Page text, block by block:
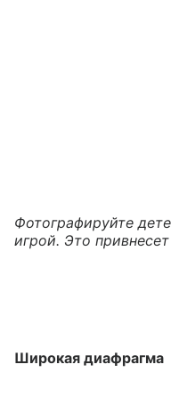
Фотографируйте
игрой. Это
Широкая диафрагма